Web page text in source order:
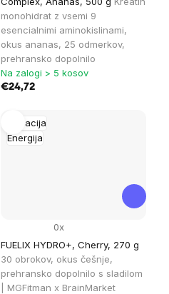
monohidrat z vsemi 9
esencialnimi aminokislinami,
okus ananas, 25 odmerkov,
prehransko dopolnilo
Na zalogi > 5 kosov
€24,72
Hidracija
Energija
FUELIX HYDRO+, Cherry, 270 g
30 obrokov, okus češnje,
prehransko dopolnilo s sladilom
| MGFitman x BrainMarket
0x